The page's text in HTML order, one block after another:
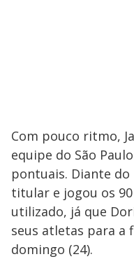
Com pouco ritmo,
equipe do São
pontuais. Diante
titular e jogou os
utilizado, já que
seus atletas para a
domingo (24).